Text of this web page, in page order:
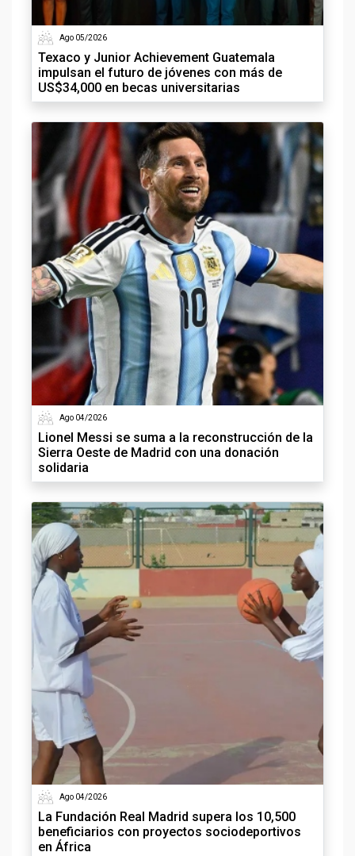
Ago 05/2026
Texaco y Junior Achievement Guatemala
impulsan el futuro de jóvenes con más de
US$34,000 en becas universitarias
Ago 04/2026
Lionel Messi se suma a la reconstrucción de la
Sierra Oeste de Madrid con una donación
solidaria
Ago 04/2026
La Fundación Real Madrid supera los 10,500
beneficiarios con proyectos sociodeportivos
en África